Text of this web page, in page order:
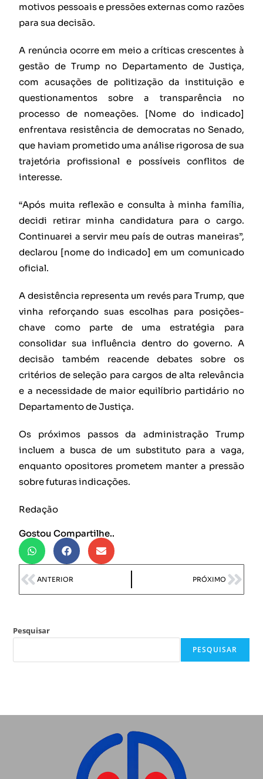
motivos pessoais e pressões externas como razões
para sua decisão.
A renúncia ocorre em meio a críticas crescentes à
gestão de Trump no Departamento de Justiça,
com acusações de politização da instituição e
questionamentos sobre a transparência no
processo de nomeações. [Nome do indicado]
enfrentava resistência de democratas no Senado,
que haviam prometido uma análise rigorosa de sua
trajetória profissional e possíveis conflitos de
interesse.
“Após muita reflexão e consulta à minha família,
decidi retirar minha candidatura para o cargo.
Continuarei a servir meu país de outras maneiras”,
declarou [nome do indicado] em um comunicado
oficial.
A desistência representa um revés para Trump, que
vinha reforçando suas escolhas para posições-
chave como parte de uma estratégia para
consolidar sua influência dentro do governo. A
decisão também reacende debates sobre os
critérios de seleção para cargos de alta relevância
e a necessidade de maior equilíbrio partidário no
Departamento de Justiça.
Os próximos passos da administração Trump
incluem a busca de um substituto para a vaga,
enquanto opositores prometem manter a pressão
sobre futuras indicações.
Redação
Gostou Compartilhe..
ANTERIOR PRÓXIMO
Pesquisar
PESQUISAR